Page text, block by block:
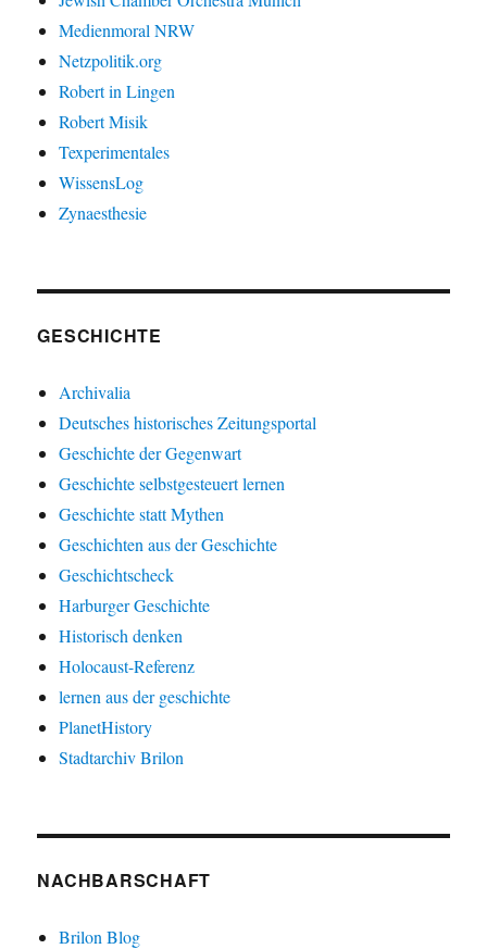
Medienmoral NRW
Netzpolitik.org
Robert in Lingen
Robert Misik
Texperimentales
WissensLog
Zynaesthesie
GESCHICHTE
Archivalia
Deutsches historisches Zeitungsportal
Geschichte der Gegenwart
Geschichte selbstgesteuert lernen
Geschichte statt Mythen
Geschichten aus der Geschichte
Geschichtscheck
Harburger Geschichte
Historisch denken
Holocaust-Referenz
lernen aus der geschichte
PlanetHistory
Stadtarchiv Brilon
NACHBARSCHAFT
Brilon Blog